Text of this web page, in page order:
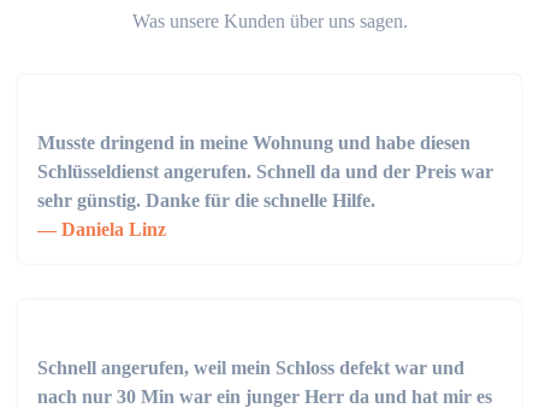
Was unsere Kunden über uns sagen.
Musste dringend in meine Wohnung und habe diesen
Schlüsseldienst angerufen. Schnell da und der Preis war
sehr günstig. Danke für die schnelle Hilfe.
Daniela Linz
Schnell angerufen, weil mein Schloss defekt war und
nach nur 30 Min war ein junger Herr da und hat mir es